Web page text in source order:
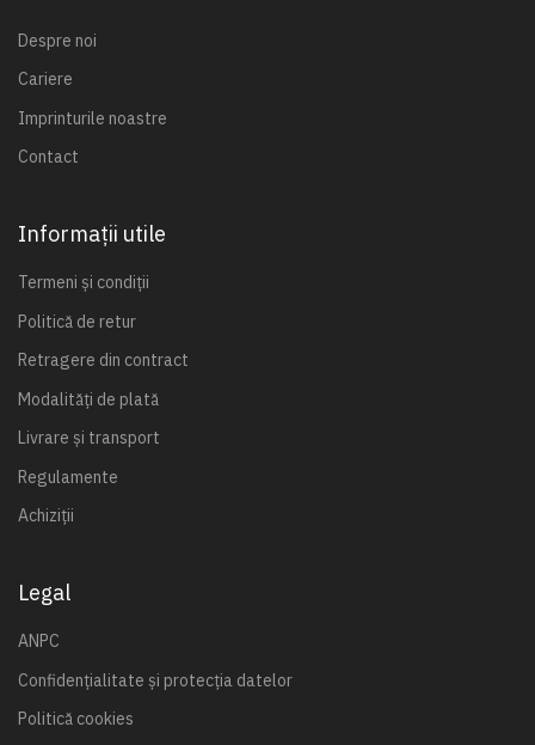
Despre noi
Cariere
Imprinturile noastre
Contact
Informații utile
Termeni și condiții
Politică de retur
Retragere din contract
Modalități de plată
Livrare și transport
Regulamente
Achiziții
Legal
ANPC
Confidențialitate și protecția datelor
Politică cookies